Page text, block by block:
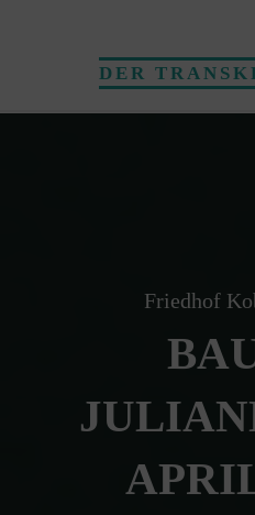
DER
Friedhof